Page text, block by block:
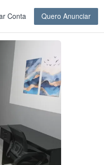
Conta Quero Anunciar